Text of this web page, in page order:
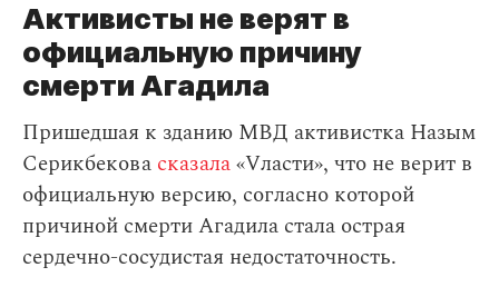
Активисты не верят в
официальную причину
смерти Агадила
Пришедшая к зданию МВД активистка Назым
Серикбекова сказала«Vласти», что не верит в
официальную версию, согласно которой
причиной смерти Агадила стала острая
сердечно-сосудистая недостаточность.